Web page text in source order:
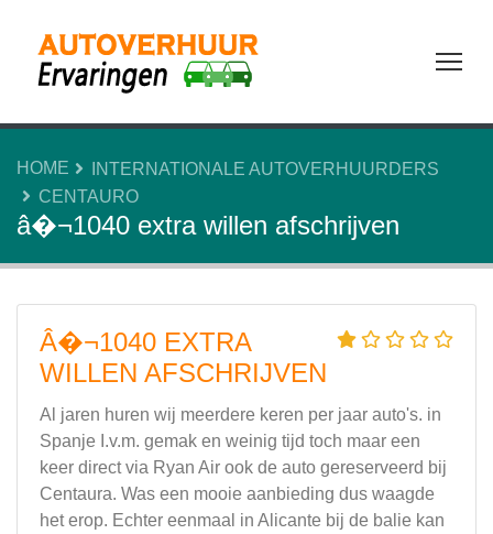
HOME
INTERNATIONALE AUTOVERHUURDERS
CENTAURO
â�¬1040 extra willen afschrijven
Â�¬1040 EXTRA
WILLEN AFSCHRIJVEN
Al jaren huren wij meerdere keren per jaar auto's. in
Spanje I.v.m. gemak en weinig tijd toch maar een
keer direct via Ryan Air ook de auto gereserveerd bij
Centaura. Was een mooie aanbieding dus waagde
het erop. Echter eenmaal in Alicante bij de balie kan